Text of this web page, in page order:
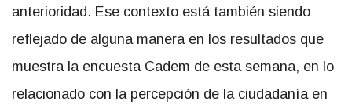
anterioridad. Ese contexto está también siendo
reflejado de alguna manera en los resultados que
muestra la encuesta Cadem de esta semana, en lo
relacionado con la percepción de la ciudadanía en